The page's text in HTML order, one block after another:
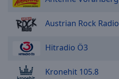
Austrian Rock Radio
Hitradio Ö3
Kronehit 105.8